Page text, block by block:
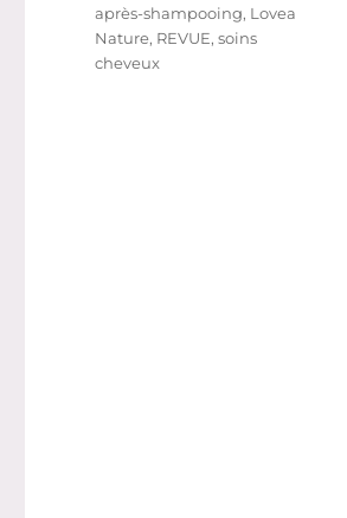
Étiquettes
après-shampooing, Lovea
Nature, REVUE,soins
cheveux